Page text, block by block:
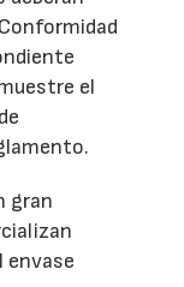
el
gran
envase